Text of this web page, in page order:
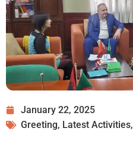
January 22, 2025
Greeting, Latest Activities,